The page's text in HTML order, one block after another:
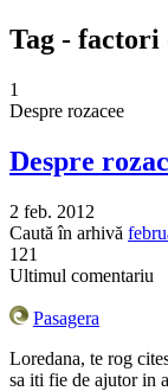
Tag - factori
1
Despre rozacee
Despre
2 feb. 2012
Caută în arhivă
121
Ultimul comentariu
Pasagera
Loredana, te rog
sa iti fie de ajutor in